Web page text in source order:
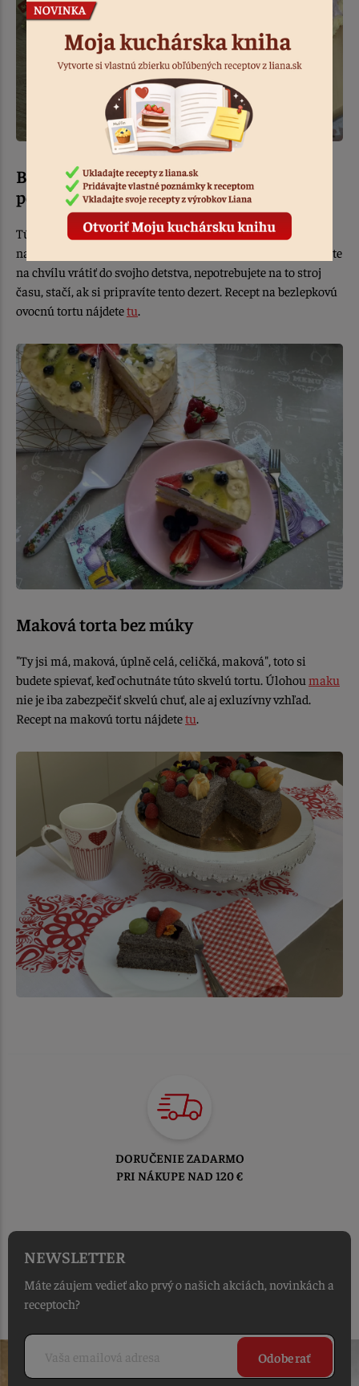
Bezlepková ovocná torta so želatínovou
polevou
Túto tortu pozná snaď každý zo svojho detstva. V čase
narodenín či menín ju piekla skoro každá mama. Ak sa chcete
na chvílu vrátiť do svojho detstva, nepotrebujete na to stroj
času, stačí, ak si pripravíte tento dezert. Recept na bezlepkovú
ovocnú tortu nájdetetu.
Maková torta bez múky
"Ty jsi má, maková, úplně celá, celičká, maková", toto si
budete spievať, keď ochutnáte túto skvelú tortu. Úlohou maku
nie je iba zabezpečiť skvelú chuť, ale aj exluzívny vzhľad.
Recept na makovú tortu nájdetetu.
DORUČENIE ZADARMO
PRI NÁKUPE NAD 120 €
NEWSLETTER
Máte záujem vedieť ako prvý o našich akciách, novinkách a
receptoch?
Odoberať